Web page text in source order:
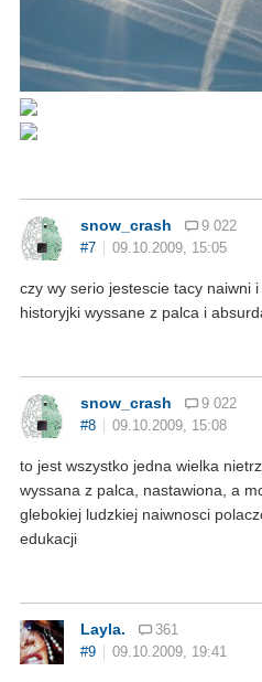
snow_crash
9 022
#7
09.10.2009, 15:05
czy wy serio jestescie tacy naiwni
historyjki wyssane z palca i
snow_crash
9 022
#8
09.10.2009, 15:08
to jest wszystko jedna wielka
wyssana z palca, nastawiona, a
glebokiej ludzkiej naiwnosci
edukacji
Layla.
361
#9
09.10.2009, 19:41